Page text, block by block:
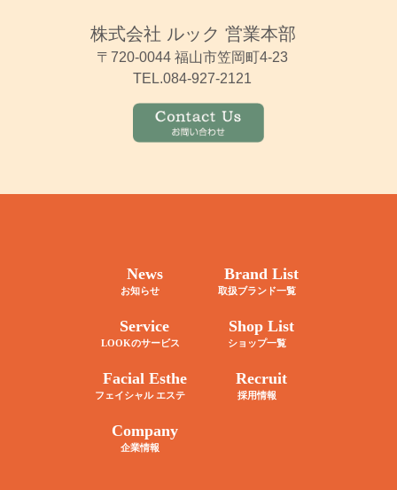
株式会社 ルック 営業本部
〒720-0044 福山市笠岡町4-23
TEL.084-927-2121
News
お知らせ
Brand List
取扱ブランド一覧
Service
LOOKのサービス
Shop List
ショップ一覧
Facial Esthe
フェイシャル エステ
Recruit
採用情報
Company
企業情報